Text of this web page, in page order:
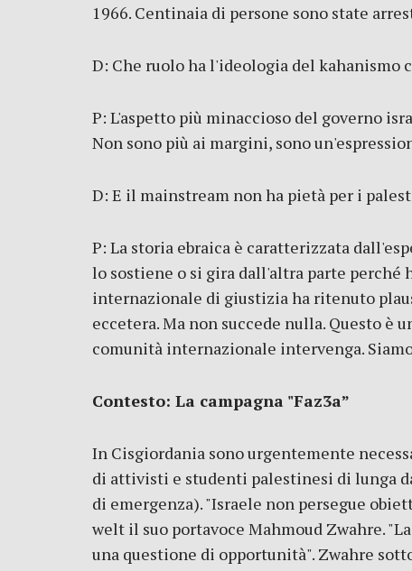
1966. Centinaia di persone sono state
D: Che ruolo ha l'ideologia del kahanismo
P: L'aspetto più minaccioso del governo
Non sono più ai margini, sono
D: E il mainstream non ha pietà per i
P: La storia ebraica è caratterizzata
lo sostiene o si gira dall'altra parte perché
internazionale di giustizia ha ritenuto
eccetera. Ma non succede nulla. Questo
comunità internazionale intervenga.
Contesto: La campagna "Faz3a”
In Cisgiordania sono urgentemente
di attivisti e studenti palestinesi di lunga
di emergenza). "Israele non persegue
welt il suo portavoce Mahmoud Zwahre.
una questione di opportunità". Zwahre